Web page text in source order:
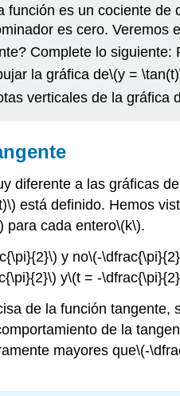
función es un cociente
es cero.
Complete lo siguiente:
la gráfica de\(y =
verticales de la gráfica
diferente a las gráficas
está definido. Hemos
para cada entero\(k\).
y no\(-
y\(t = -
de la función
de la
mayores que\(-